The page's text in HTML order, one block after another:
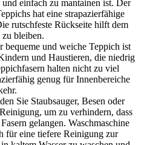
einfach zu mantainen ist. Der
hat eine strapazierfähige
rutschfeste Rückseite hilft dem
zu bleiben.
und weiche Teppich ist
und Haustieren, die niedrig
halten nicht zu viel
genug für Innenbereiche
Sie Staubsauger, Besen oder
um zu verhindern, dass
gelangen. Waschmaschine
für eine tiefere Reinigung zur